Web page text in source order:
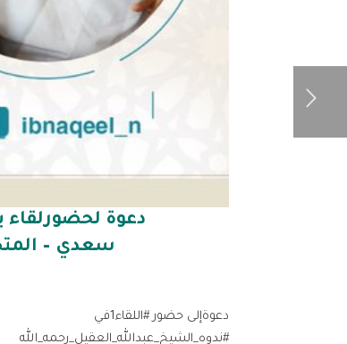
دعوة لحضورلقاء
سعدي –
دعوةإلى حضور #اللقاء1في
#ندوه_الشيخ_عبدالله_العقيل_رحمه_الله